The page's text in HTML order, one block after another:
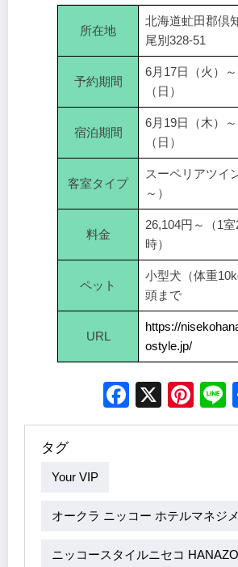
所在地
北海道虻田郡倶
尾別328-51
予約期間
6月17日（火）
（日）
宿泊期間
6月19日（木）
（日）
客室タイプ
スーペリアツイ
～）
料金
26,104円～（1
時）
ペット
小型犬（体重
頭まで
URL
https://
ostyle.jp/
X
タグ
Your VIP
オークラ ニッコー ホテルマネジ
ニッコースタイルニセコ